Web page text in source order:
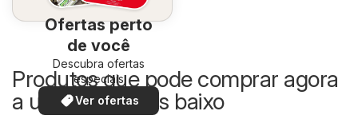
Ofertas perto
de você
Descubra ofertas
especiais
Ver ofertas
Produtos que pode comprar agora
a um preço mais baixo